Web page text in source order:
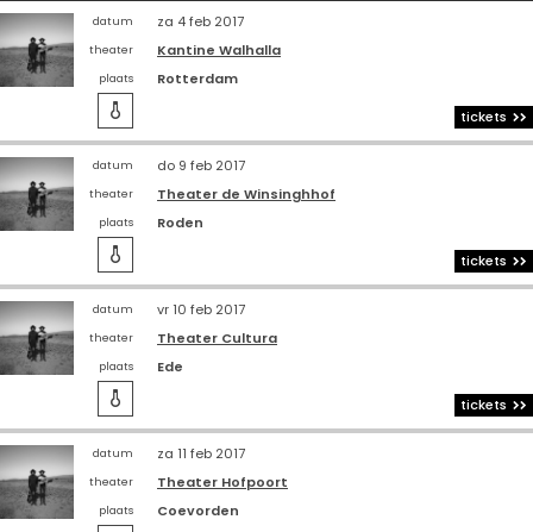
datum za 4 feb 2017
theater Kantine Walhalla
plaats Rotterdam
 tickets
datum do 9 feb 2017
theater Theater de Winsinghhof
plaats Roden
 tickets
datum vr 10 feb 2017
theater Theater Cultura
plaats Ede
 tickets
datum za 11 feb 2017
theater Theater Hofpoort
plaats Coevorden